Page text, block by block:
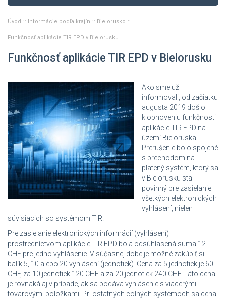
Úvod Informácie podľa krajín Bielorusko
Funkčnosť aplikácie TIR EPD v Bielorusku
Funkčnosť aplikácie TIR EPD v Bielorusku
Ako sme už
informovali, od začiatku
augusta 2019 došlo
k obnoveniu funkčnosti
aplikácie TIR EPD na
území Bieloruska.
Prerušenie bolo spojené
s prechodom na
platený systém, ktorý sa
v Bielorusku stal
povinný pre zasielanie
všetkých elektronických
vyhlásení, nielen
súvisiacich so systémom TIR.
Pre zasielanie elektronických informácií (vyhlásení)
prostredníctvom aplikácie TIR EPD bola odsúhlasená suma 12
CHF pre jedno vyhlásenie. V súčasnej dobe je možné zakúpiť si
balík 5, 10 alebo 20 vyhlásení (jednotiek). Cena za 5 jednotiek je 60
CHF, za 10 jednotiek 120 CHF a za 20 jednotiek 240 CHF. Táto cena
je rovnaká aj v prípade, ak sa podáva vyhlásenie s viacerými
tovarovými položkami. Pri ostatných colných systémoch sa cena